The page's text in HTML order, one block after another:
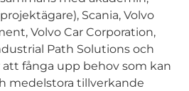
Scania, Volvo
Volvo Car Corporation,
Path Solutions och
att fånga upp behov som kan
medelstora tillverkande